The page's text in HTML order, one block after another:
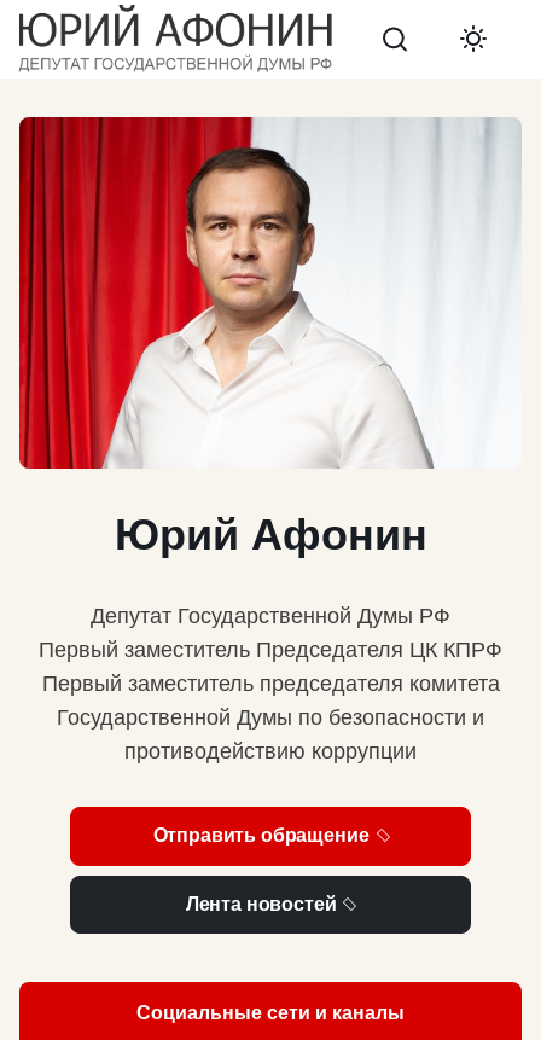
Search
Юрий Афонин
Депутат Государственной Думы РФ
Первый заместитель Председателя ЦК КПРФ
Первый заместитель председателя комитета
Государственной Думы по безопасности и
противодействию коррупции
Отправить обращение
Лента новостей
Социальные сети и каналы